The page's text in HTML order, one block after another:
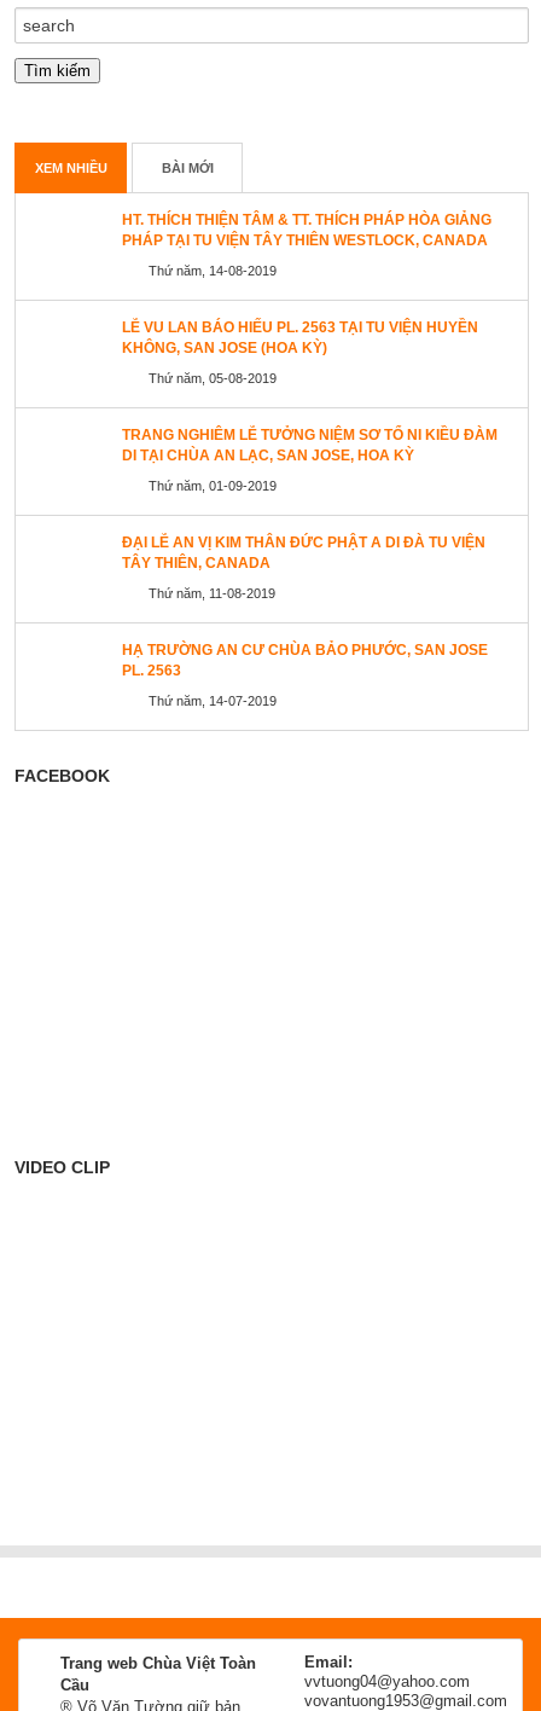
XEM NHIỀU BÀI MỚI
HT. THÍCH THIỆN TÂM & TT. THÍCH PHÁP HÒA GIẢNG
PHÁP TẠI TU VIỆN TÂY THIÊN WESTLOCK, CANADA
Thứ năm, 14-08-2019
LỄ VU LAN BÁO HIẾU PL. 2563 TẠI TU VIỆN HUYỀN
KHÔNG, SAN JOSE (HOA KỲ)
Thứ năm, 05-08-2019
TRANG NGHIÊM LỄ TƯỞNG NIỆM SƠ TỔ NI KIỀU ĐÀM
DI TẠI CHÙA AN LẠC, SAN JOSE, HOA KỲ
Thứ năm, 01-09-2019
ĐẠI LỄ AN VỊ KIM THÂN ĐỨC PHẬT A DI ĐÀ TU VIỆN
TÂY THIÊN, CANADA
Thứ năm, 11-08-2019
HẠ TRƯỜNG AN CƯ CHÙA BẢO PHƯỚC, SAN JOSE
PL. 2563
Thứ năm, 14-07-2019
FACEBOOK
VIDEO CLIP
Trang web Chùa Việt Toàn
Cầu
® Võ Văn Tường giữ bản
Email:
vvtuong04@yahoo.com
vovantuong1953@gmail.com